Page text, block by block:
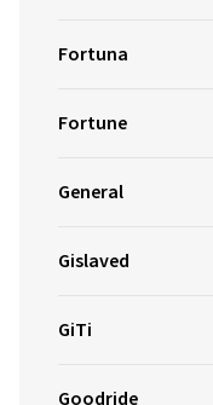
Fortuna
Fortune
General
Gislaved
GiTi
Goodride